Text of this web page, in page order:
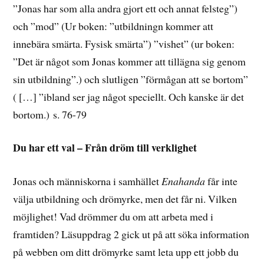
”Jonas har som alla andra gjort ett och annat felsteg”)
och ”mod” (Ur boken: ”utbildningn kommer att
innebära smärta. Fysisk smärta”) ”vishet” (ur boken:
”Det är något som Jonas kommer att tillägna sig genom
sin utbildning”.) och slutligen ”förmågan att se bortom”
( […] ”ibland ser jag något speciellt. Och kanske är det
bortom.) s. 76-79
Du har ett val – Från dröm till verklighet
Jonas och människorna i samhälletEnahandafår inte
välja utbildning och drömyrke, men det får ni. Vilken
möjlighet! Vad drömmer du om att arbeta med i
framtiden? Läsuppdrag 2 gick ut på att söka information
på webben om ditt drömyrke samt leta upp ett jobb du